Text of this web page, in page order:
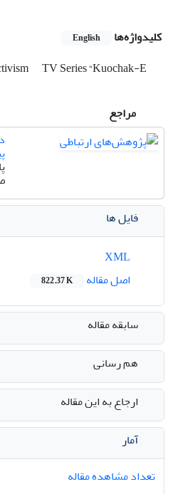
کلیدواژه‌ها English
TV Series “Kuochak-E
مراجع
فایل ها
اصل مقاله
822.37 K
سابقه مقاله
هم رسانی
ارجاع به این مقاله
آمار
تعداد مشاهده مقاله